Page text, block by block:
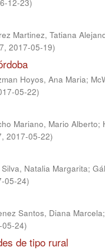
12-23)
Martinez, Tatiana
, 2017-05-19)
Hoyos, Ana Maria;
05-22)
Mariano, Mario Alberto;
, 2017-05-22)
Natalia Margarita;
05-24)
Santos, Diana Marcela;
24)
de tipo rural